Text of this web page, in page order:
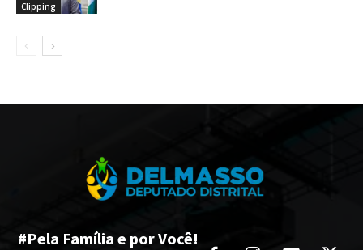
Clipping
#Pela Família e por Você!